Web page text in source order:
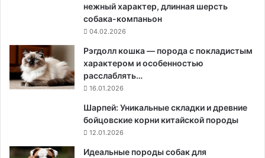
нежный характер, длинная шерсть
собака-компаньон
04.02.2026
Рэгдолл кошка — порода с покладистым
характером и особенностью
расслаблять…
16.01.2026
Шарпей: Уникальные складки и древние
бойцовские корни китайской породы
12.01.2026
Идеальные породы собак для